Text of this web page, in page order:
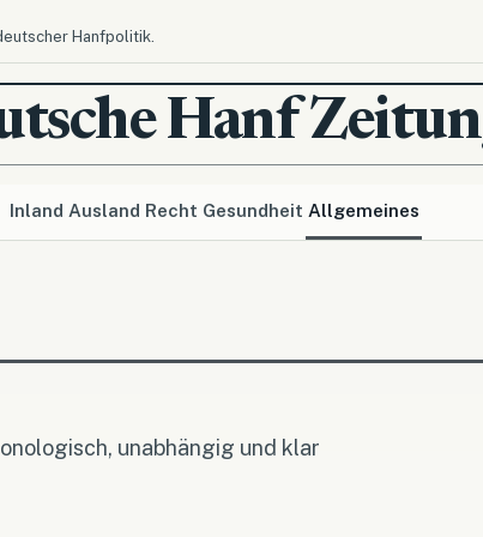
Hanfpolitik.
Hanf
Inland Ausland Recht Gesundheit Allgemeines
unabhängig und klar